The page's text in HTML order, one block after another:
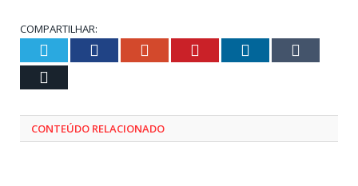
COMPARTILHAR:
Twitter Facebook Google+ Pinterest LinkedIn
CONTEÚDO RELACIONADO